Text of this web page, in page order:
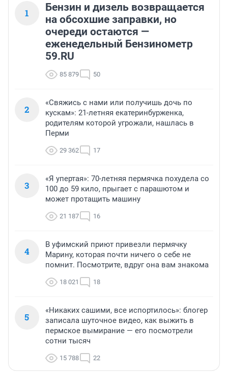
1
Бензин и дизель возвращается
на обсохшие заправки, но
очереди остаются —
еженедельный Бензинометр
59.RU
85 879 50
2
«Свяжись с нами или получишь дочь по
кускам»: 21-летняя екатеринбурженка,
родителям которой угрожали, нашлась в
Перми
29 362 17
3
«Я упертая»: 70-летняя пермячка похудела со
100 до 59 кило, прыгает с парашютом и
может протащить машину
21 187 16
4
В уфимский приют привезли пермячку
Марину, которая почти ничего о себе не
помнит. Посмотрите, вдруг она вам знакома
18 021 18
5
«Никаких сашими, все испортилось»: блогер
записала шуточное видео, как выжить в
пермское вымирание — его посмотрели
сотни тысяч
15 788 22